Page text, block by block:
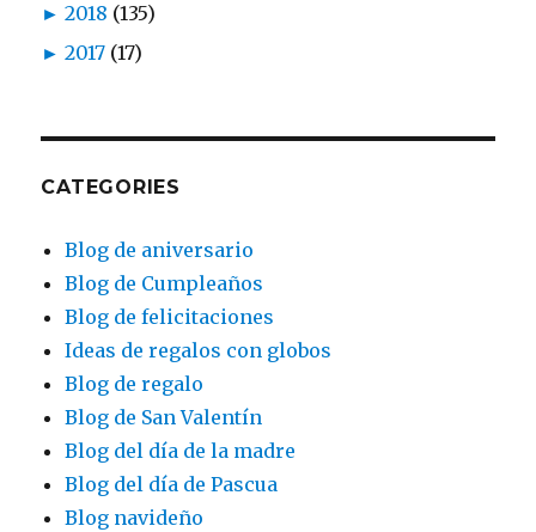
► 2018 (135)
► 2017 (17)
CATEGORIES
Blog de aniversario
Blog de Cumpleaños
Blog de felicitaciones
Ideas de regalos con globos
Blog de regalo
Blog de San Valentín
Blog del día de la madre
Blog del día de Pascua
Blog navideño